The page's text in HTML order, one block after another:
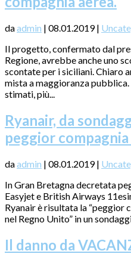
daadmin | 08.01.2019|
Il progetto, confermato dal
Regione, avrebbe anche uno
scontate per i siciliani. Chiaro
mista a maggioranza
stimati, più...
Ryanair, da
peggior compagnia
daadmin | 08.01.2019|
In Gran Bretagna decretata
Easyjet e British Airways
Ryanair è risultata la “peggior
nel Regno Unito” in un
Il danno da